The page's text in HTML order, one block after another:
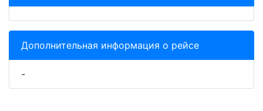
Дополнительная информация о рейсе
-